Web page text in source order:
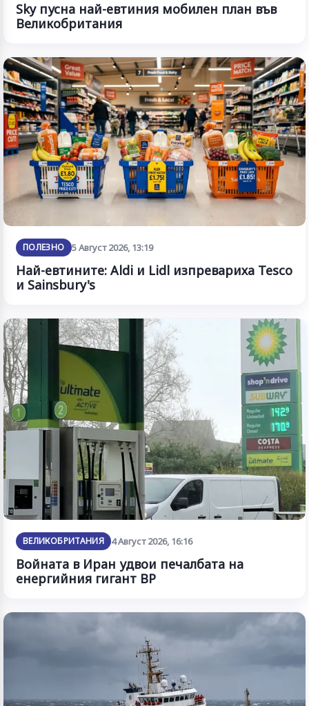
Sky пусна най-евтиния мобилен план във
Великобритания
ПОЛЕЗНО 5 Август 2026, 13:19
Най-евтините: Aldi и Lidl изпревариха Tesco
и Sainsbury's
ВЕЛИКОБРИТАНИЯ 4 Август 2026, 16:16
Войната в Иран удвои печалбата на
енергийния гигант BP